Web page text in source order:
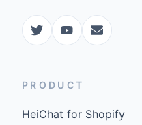
PRODUCT
HeiChat for Shopify